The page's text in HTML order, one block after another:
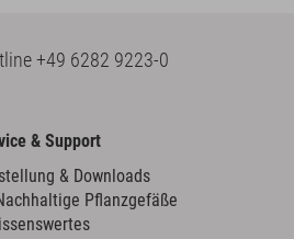
+49 6282 9223-0
& Support
& Downloads
Pflanzgefäße